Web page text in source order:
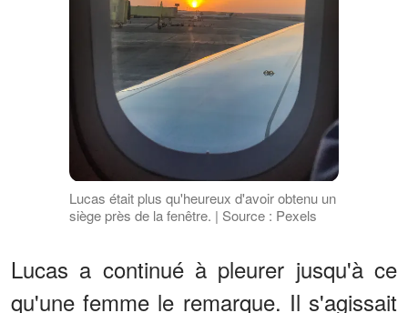
Lucas était plus qu'heureux d'avoir obtenu un
siège près de la fenêtre. | Source : Pexels
Lucas a continué à pleurer jusqu'à ce
qu'une femme le remarque. Il s'agissait